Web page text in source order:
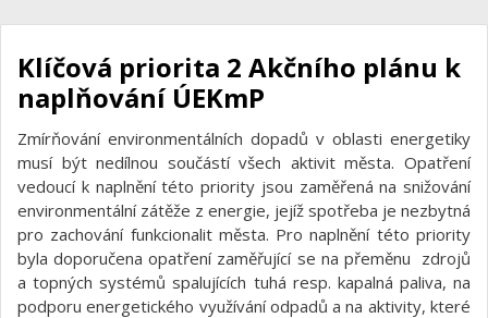
Klíčová priorita 2 Akčního plánu k
naplňování ÚEKmP
Zmírňování environmentálních dopadů v oblasti energetiky
musí být nedílnou součástí všech aktivit města. Opatření
vedoucí k naplnění této priority jsou zaměřená na snižování
environmentální zátěže z energie, jejíž spotřeba je nezbytná
pro zachování funkcionalit města. Pro naplnění této priority
byla doporučena opatření zaměřující se na přeměnu zdrojů
a topných systémů spalujících tuhá resp. kapalná paliva, na
podporu energetického využívání odpadů a na aktivity, které